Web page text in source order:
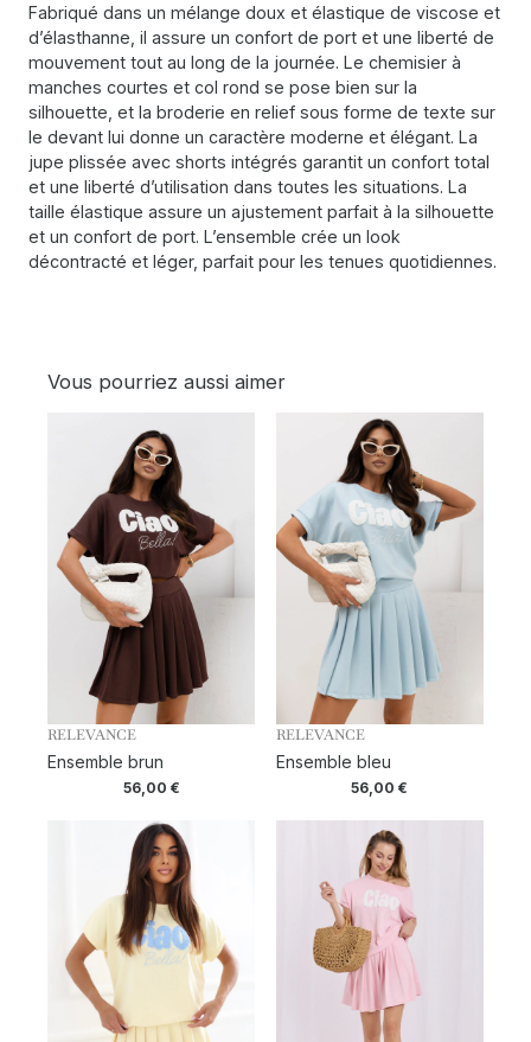
Fabriqué dans un mélange doux et élastique de viscose et
d’élasthanne, il assure un confort de port et une liberté de
mouvement tout au long de la journée. Le chemisier à
manches courtes et col rond se pose bien sur la
silhouette, et la broderie en relief sous forme de texte sur
le devant lui donne un caractère moderne et élégant. La
jupe plissée avec shorts intégrés garantit un confort total
et une liberté d’utilisation dans toutes les situations. La
taille élastique assure un ajustement parfait à la silhouette
et un confort de port. L’ensemble crée un look
décontracté et léger, parfait pour les tenues quotidiennes.
Vous pourriez aussi aimer
RELEVANCE
Ensemble brun
56,00 €
RELEVANCE
Ensemble bleu
56,00€